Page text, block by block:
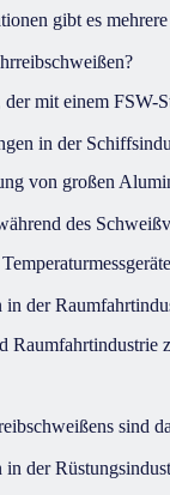
gibt es
mit einem FSW-
in der
von großen
des
der
sind
der